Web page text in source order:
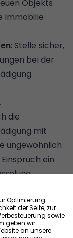
Objekts
Immobilie
: Stelle sicher,
bei der
die
mit
ungewöhnlich
ein
eine
dass alle